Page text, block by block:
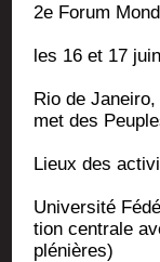
2e Forum
les 16 et 17
Rio de
met des
Lieux des
Uni­ver­si­té
tion cen­trale
plénières)